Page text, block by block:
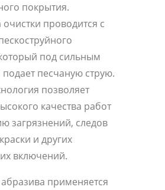
покрытия.
проводится с
под сильным
песчаную струю.
позволяет
качества работ
загрязнений, следов
и других
включений.
абразива применяется